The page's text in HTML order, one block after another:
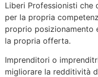
Liberi Professionisti che
per la propria
proprio posizionamento
la propria offerta.
Imprenditori o
migliorare la redditività